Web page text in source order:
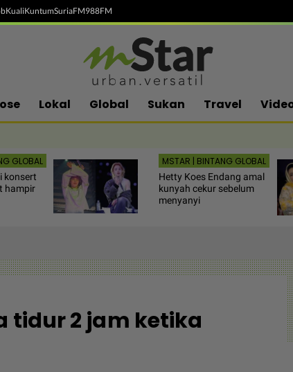
KualiKuntumSuriaFM988FM
Lokal Global Sukan Travel
GLOBAL
konsert
hampir
MSTAR | BINTANG GLOBAL
Hetty Koes Endang amal
kunyah cekur sebelum
menyanyi
tidur 2 jam ketika